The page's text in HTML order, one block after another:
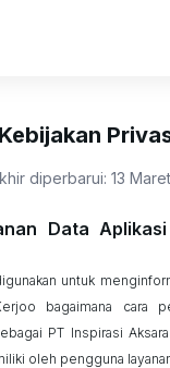
Kebijakan
diperbarui: 13
Data
untuk
bagaimana cara
PT Inspirasi
oleh pengguna